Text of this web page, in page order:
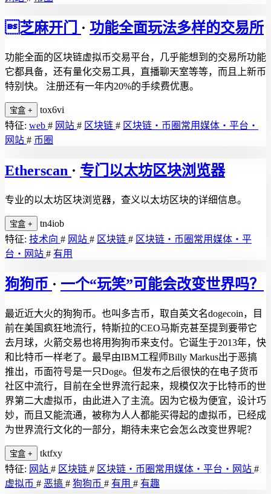
芝麻开门 · 功能全面玩法多样的交易所
功能全面的区块链虚拟币交易平台，几乎能想到的交易所功能
它都具备，还有量化交易工具，直播聊天室等等，而且上新币
特别快。 注册还有一年内20%的手续费优惠。
宝盒 +
tox6vi
特征: web # 网站 # 区块链 # 区块链・币圈常用媒体・平台・
网站 # 币圈
Etherscan · 专门以太坊区块浏览器
专业的以太坊区块浏览器，查义以太坊区块的详细信息。
宝盒 +
tn4iob
特征: 技术向 # 网站 # 区块链 # 区块链・币圈常用媒体・平
台・网站 # 有用
狗狗币 · 一个“玩笑”可能会改变世界吗？
最近近大火的狗狗币。也叫多吉币，取自英文名dogecoin，目
前在美国疯狂地流行，特斯拉的CEO马斯克甚至提到要带它
去月球，火箭交易也将用狗狗币来支付。它诞生于2013年，快
和比特币一样老了。最早由IBM工程师Billy Markus出于恶搞
推出，币面符号是一只Doge。但发布之后很快的在电子货币
社区中流行，目前在全世界流行起来，规模仅次于比特币的世
界第二大虚拟币，由此进入了主流。因为它极为便宜，设计巧
妙，而且又能流通，被称为人人都能买得起的虚拟币，已经成
为世界流行文化的一部分，期待未来它会怎么改变世界呢？
宝盒 +
tktfxy
特征: 网站 # 区块链 # 区块链・币圈常用媒体・平台・网站 #
虚拟币 # 恶搞 # 狗狗币 # 有用 # 有趣